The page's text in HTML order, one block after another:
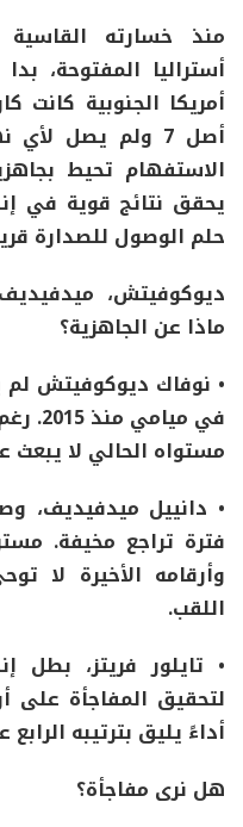
منذ خسارته
أستراليا المفتوحة،
أمريكا الجنوبية كانت
أصل 7 ولم يصل لأي نهائي. كل هذا يجعل
الاستفهام تحيط
يحقق نتائج قوية في
حلم الوصول للصدارة
ديوكوفيتش،
ماذا عن الجاهزية؟
• نوفاك ديوكوفيتش لم
في ميامي منذ2015
.
مستواه الحالي لا يبعث
• دانييل ميدفيديف
فترة تراجع مخيفة.
وأرقامه الأخيرة لا
اللقب.
• تايلور فريتز، بطل إنديان
لتحقيق المفاجأة على
أداءً يليق بترتيبه الرابع
هل نرى مفاجأة؟